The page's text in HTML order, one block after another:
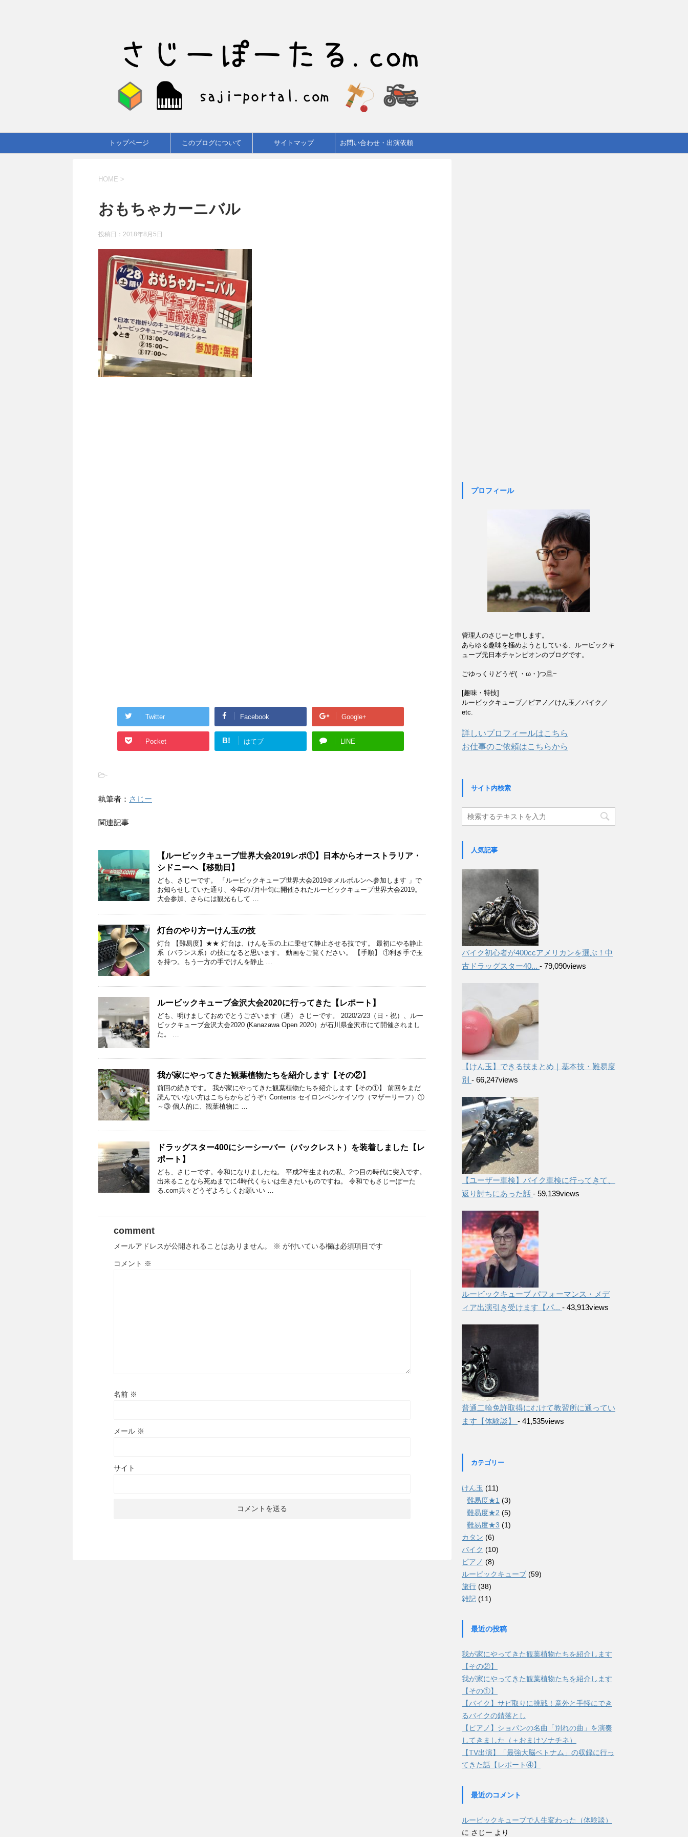
トップページ このブログについて サイトマップ お問い合わせ・出演依頼
HOME >
おもちゃカーニバル
投稿日： 2018年8月5日
Twitter Facebook Google+
Pocket B! はてブ LINE
-
執筆者： さじー
関連記事
【ルービックキューブ世界大会2019レポ①】日本からオーストラリア・
シドニーへ【移動日】
ども、さじーです。 「ルービックキューブ世界大会2019＠メルボルンへ参加します 」で
お知らせしていた通り、今年の7月中旬に開催されたルービックキューブ世界大会2019。
大会参加、さらには観光もして …
灯台のやり方ーけん玉の技
灯台 【難易度】★★ 灯台は、けんを玉の上に乗せて静止させる技です。 最初にやる静止
系（バランス系）の技になると思います。 動画をご覧ください。 【手順】 ①利き手で玉
を持つ。もう一方の手でけんを静止 …
ルービックキューブ金沢大会2020に行ってきた【レポート】
ども、明けましておめでとうございます（遅） さじーです。 2020/2/23（日・祝）、ルー
ビックキューブ金沢大会2020 (Kanazawa Open 2020）が石川県金沢市にて開催されまし
た。 …
我が家にやってきた観葉植物たちを紹介します【その②】
前回の続きです。 我が家にやってきた観葉植物たちを紹介します【その①】 前回をまだ
読んでいない方はこちらからどうぞ↑ Contents セイロンベンケイソウ（マザーリーフ）①
～③ 個人的に、観葉植物に …
ドラッグスター400にシーシーバー（バックレスト）を装着しました【レ
ポート】
ども、さじーです。令和になりましたね。 平成2年生まれの私、2つ目の時代に突入です。
出来ることなら死ぬまでに4時代くらいは生きたいものですね。 令和でもさじーぽーた
る.com共々どうぞよろしくお願いい …
comment
メールアドレスが公開されることはありません。 ※ が付いている欄は必須項目です
コメント ※
名前 ※
メール ※
サイト
プロフィール
管理人のさじーと申します。
あらゆる趣味を極めようとしている、ルービックキ
ューブ元日本チャンピオンのブログです。
ごゆっくりどうぞ( ・ω・)つ旦~
[趣味・特技]
ルービックキューブ／ピアノ／けん玉／バイク／
etc.
詳しいプロフィールはこちら
お仕事のご依頼はこちらから
サイト内検索
人気記事
バイク初心者が400ccアメリカンを選ぶ！中
古ドラッグスター40... - 79,090views
【けん玉】できる技まとめ｜基本技・難易度
別 - 66,247views
【ユーザー車検】バイク車検に行ってきて、
返り討ちにあった話 - 59,139views
ルービックキューブ パフォーマンス・メデ
ィア出演引き受けます【パ... - 43,913views
普通二輪免許取得にむけて教習所に通ってい
ます【体験談】 - 41,535views
カテゴリー
けん玉 (11)
難易度★1 (3)
難易度★2 (5)
難易度★3 (1)
カタン (6)
バイク (10)
ピアノ (8)
ルービックキューブ (59)
旅行 (38)
雑記 (11)
最近の投稿
我が家にやってきた観葉植物たちを紹介します
【その②】
我が家にやってきた観葉植物たちを紹介します
【その①】
【バイク】サビ取りに挑戦！意外と手軽にでき
るバイクの錆落とし
【ピアノ】ショパンの名曲「別れの曲」を演奏
してきました（＋おまけソナチネ）
【TV出演】「最強大脳ベトナム」の収録に行っ
てきた話【レポート④】
最近のコメント
ルービックキューブで人生変わった（体験談）
に さじー より